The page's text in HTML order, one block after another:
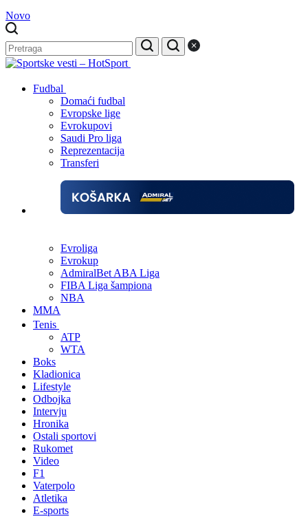
Novo
Fudbal
Domaći fudbal
Evropske lige
Evrokupovi
Saudi Pro liga
Reprezentacija
Transferi
Evroliga
Evrokup
AdmiralBet ABA Liga
FIBA Liga šampiona
NBA
MMA
Tenis
ATP
WTA
Boks
Kladionica
Lifestyle
Odbojka
Intervju
Hronika
Ostali sportovi
Rukomet
Video
F1
Vaterpolo
Atletika
E-sports